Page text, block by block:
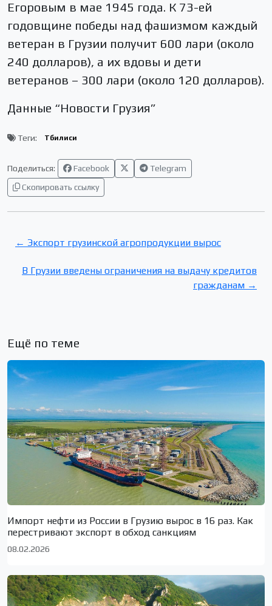
Егоровым в мае 1945 года. К 73-ей
годовщине победы над фашизмом каждый
ветеран в Грузии получит 600 лари (около
240 долларов), а их вдовы и дети
ветеранов – 300 лари (около 120 долларов).
Данные “Новости Грузия”
Теги: Тбилиси
Поделиться: Facebook
Telegram
Скопировать ссылку
← Экспорт грузинской агропродукции вырос
В Грузии введены ограничения на выдачу кредитов
гражданам →
Ещё по теме
Импорт нефти из России в Грузию вырос в 16 раз. Как
перестривают экспорт в обход санкциям
08.02.2026